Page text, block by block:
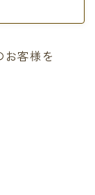
客様を